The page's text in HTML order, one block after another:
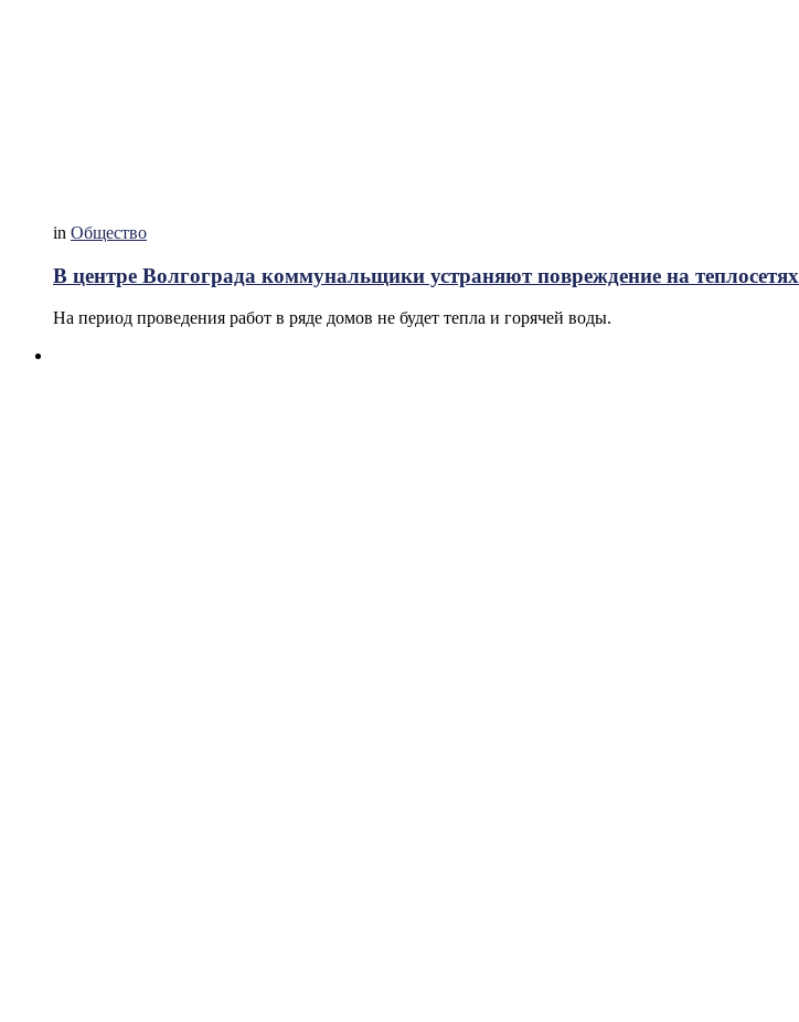
in Общество
В центре Волгограда коммунальщики устраняют повреждение на теплосетях
На период проведения работ в ряде домов не будет тепла и горячей воды.